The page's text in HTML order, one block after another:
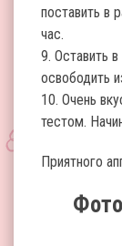
поставить в
час.
9. Оставить
освободить
10. Очень
тестом.
Приятного